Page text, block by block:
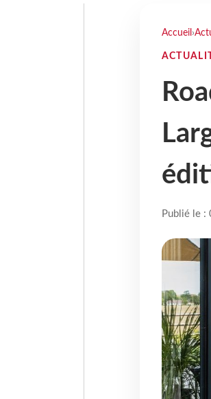
Accueil ›
Publié le